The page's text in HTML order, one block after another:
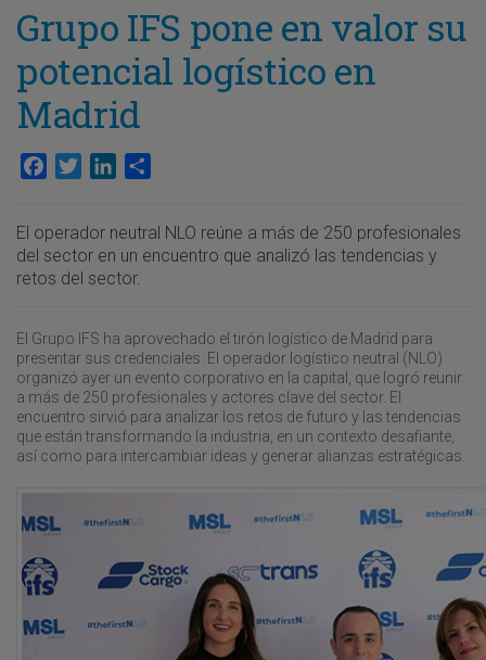
Grupo IFS pone en valor su
potencial logístico en
Madrid
Facebook
TwitterLinkedIn
El operador neutral NLO reúne a más de 250 profesionales
del sector en un encuentro que analizó las tendencias y
retos del sector.
El Grupo IFS ha aprovechado el tirón logístico de Madrid para
presentar sus credenciales. El operador logístico neutral (NLO)
organizó ayer un evento corporativo en la capital, que logró reunir
a más de 250 profesionales y actores clave del sector. El
encuentro sirvió para analizar los retos de futuro y las tendencias
que están transformando la industria, en un contexto desafiante,
así como para intercambiar ideas y generar alianzas estratégicas.